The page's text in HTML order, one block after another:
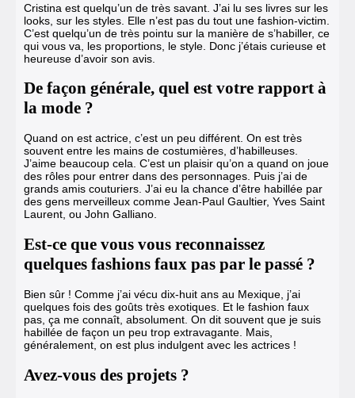
Cristina est quelqu’un de très savant. J’ai lu ses livres sur les
looks, sur les styles. Elle n’est pas du tout une fashion-victim.
C’est quelqu’un de très pointu sur la manière de s’habiller, ce
qui vous va, les proportions, le style. Donc j’étais curieuse et
heureuse d’avoir son avis.
De façon générale, quel est votre rapport à
la mode ?
Quand on est actrice, c’est un peu différent. On est très
souvent entre les mains de costumières, d’habilleuses.
J’aime beaucoup cela. C’est un plaisir qu’on a quand on joue
des rôles pour entrer dans des personnages. Puis j’ai de
grands amis couturiers. J’ai eu la chance d’être habillée par
des gens merveilleux comme Jean-Paul Gaultier, Yves Saint
Laurent, ou John Galliano.
Est-ce que vous vous reconnaissez
quelques fashions faux pas par le passé ?
Bien sûr ! Comme j’ai vécu dix-huit ans au Mexique, j’ai
quelques fois des goûts très exotiques. Et le fashion faux
pas, ça me connaît, absolument. On dit souvent que je suis
habillée de façon un peu trop extravagante. Mais,
généralement, on est plus indulgent avec les actrices !
Avez-vous des projets ?